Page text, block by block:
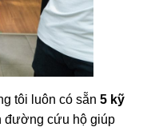
tôi luôn có sẵn5 kỹ
đường cứu hộ giúp